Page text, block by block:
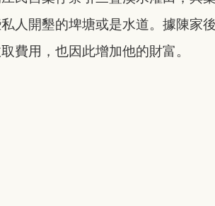
人開墾的埤塘或是水道。據陳家
費用，也因此增加他的財富。